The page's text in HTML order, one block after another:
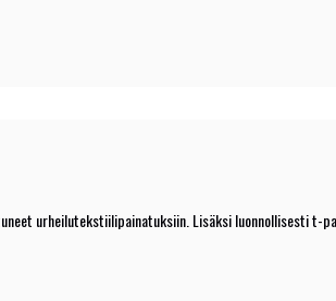
urheilutekstiilipainatuksiin. Lisäksi luonnollisesti t-